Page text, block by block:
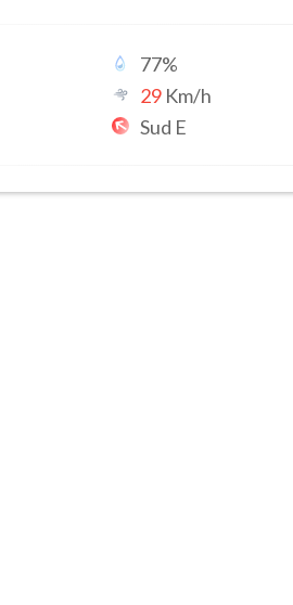
77%
29 Km/h
Sud E